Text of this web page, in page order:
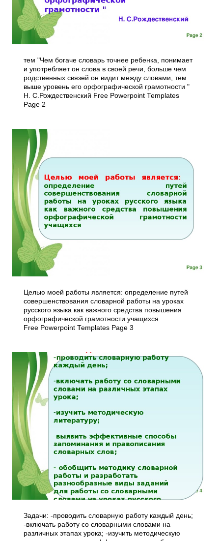
тем "Чем богаче словарь точнее ребенка, понимает
и употребляет он слова в своей речи, больше чем
родственных связей он видит между словами, тем
выше уровень его орфографической грамотности "
Н. С.Рождественский Free Powerpoint Templates
Page 2
Целью моей работы является: определение путей
совершенствования словарной работы на уроках
русского языка как важного средства повышения
орфографической грамотности учащихся
Free Powerpoint Templates Page 3
Задачи: -проводить словарную работу каждый день;
-включать работу со словарными словами на
различных этапах урока; -изучить методическую